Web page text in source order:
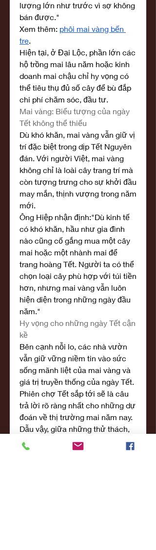
lượng lớn như trước vì sợ không
bán được."
Xem thêm: phôi mai vàng bến
tre.
Hiện tại, ở Đại Lộc, phần lớn các
hộ trồng mai lâu năm hoặc kinh
doanh mai chậu chỉ hy vọng có
thể tiêu thụ đủ số cây để bù đắp
chi phí chăm sóc, đầu tư.
Mai vàng: Biểu tượng của ngày
Tết không thể thiếu
Dù khó khăn, mai vàng vẫn giữ vị
trí đặc biệt trong dịp Tết Nguyên
đán. Với người Việt, mai vàng
không chỉ là loài cây trang trí mà
còn tượng trưng cho sự khởi đầu
may mắn, thịnh vượng trong năm
mới.
Ông Hiệp nhận định:"Dù kinh tế
có khó khăn, hầu như gia đình
nào cũng cố gắng mua một cây
mai hoặc một nhành mai để
trang hoàng Tết. Người ta có thể
chọn loại cây phù hợp với túi tiền
hơn, nhưng mai vàng vẫn luôn
hiện diện trong những ngày đầu
năm."
Hy vọng cho những ngày Tết cận
kề
Bên cạnh nỗi lo, các nhà vườn
vẫn giữ vững niềm tin vào sức
sống mãnh liệt của mai vàng và
giá trị truyền thống của ngày Tết.
Phiên chợ Tết sắp tới sẽ là câu
trả lời rõ ràng nhất cho những dự
đoán về thị trường mai năm nay.
Dẫu vậy, giữa những thử thách,
mai vàng Đại Lộc vẫn tỏa sáng
như một biểu tượng không thể